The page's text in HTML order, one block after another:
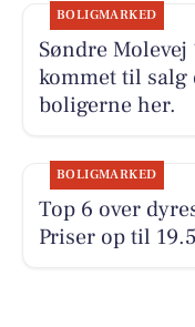
BOLIGMARKED
Søndre
kommet til salg
boligerne her.
BOLIGMARKED
Top 6 over
Priser op til